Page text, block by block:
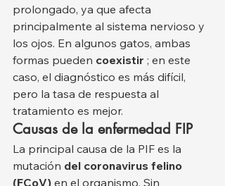
prolongado, ya que afecta
principalmente al sistema nervioso y
los ojos. En algunos gatos, ambas
formas pueden coexistir ; en este
caso, el diagnóstico es más difícil,
pero la tasa de respuesta al
tratamiento es mejor.
Causas de la enfermedad FIP
La principal causa de la PIF es la
mutación del coronavirus felino
(FCoV) en el organismo. Sin